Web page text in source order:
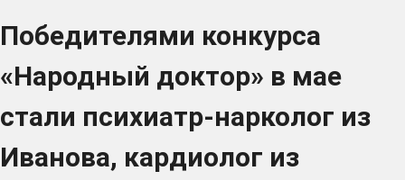
Победителями конкурса
«Народный доктор» в мае
стали психиатр-нарколог из
Иванова, кардиолог из